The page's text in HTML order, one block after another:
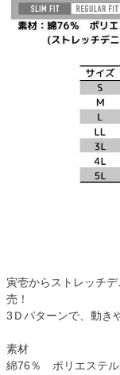
寅壱からストレッチ
売！
3Ｄパターンで、動き
素材
綿76％ ポリエステ